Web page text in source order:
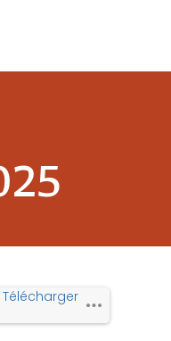
Télécharger